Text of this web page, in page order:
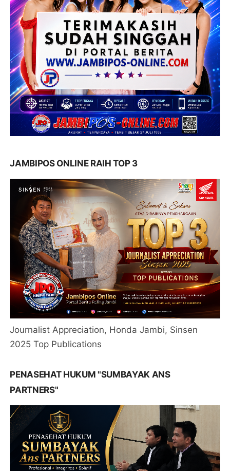
JAMBIPOS ONLINE RAIH TOP 3
Journalist Appreciation, Honda Jambi, Sinsen
2025 Top Publications
PENASEHAT HUKUM "SUMBAYAK ANS
PARTNERS"